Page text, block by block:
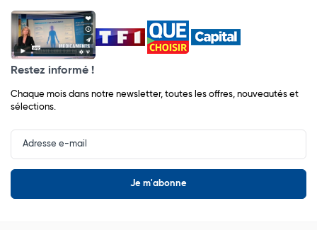
Restez informé !
Chaque mois dans notre newsletter, toutes les offres, nouveautés et
sélections.
Input
Newsletter